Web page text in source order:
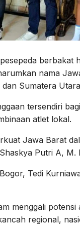
berbakat
nama
Sumatera
tersendiri
atlet lokal.
Jawa Barat
Putri A, M.
Tedi
menggali
regional,